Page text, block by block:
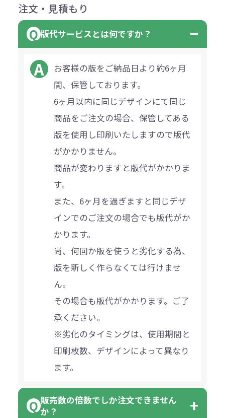
注文・見積もり
版代サービスとは何ですか？
お客様の版をご納品日より約6ヶ月
間、保管しております。
6ヶ月以内に同じデザインにて同じ
商品をご注文の場合、保管してある
版を使用し印刷いたしますので版代
がかかりません。
商品が変わりますと版代がかかりま
す。
また、6ヶ月を過ぎますと同じデザ
インでのご注文の場合でも版代がか
かります。
尚、何回か版を使うと劣化する為、
版を新しく作らなくては行けませ
ん。
その場合も版代がかかります。ご了
承ください。
※劣化のタイミングは、使用期間と
印刷枚数、デザインによって異なり
ます。
販売数の倍数でしか注文できません
か？